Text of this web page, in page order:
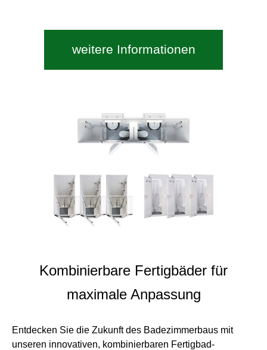
weitere Informationen
Kombinierbare Fertigbäder für
maximale Anpassung
Entdecken Sie die Zukunft des Badezimmerbaus mit
unseren innovativen, kombinierbaren Fertigbad-